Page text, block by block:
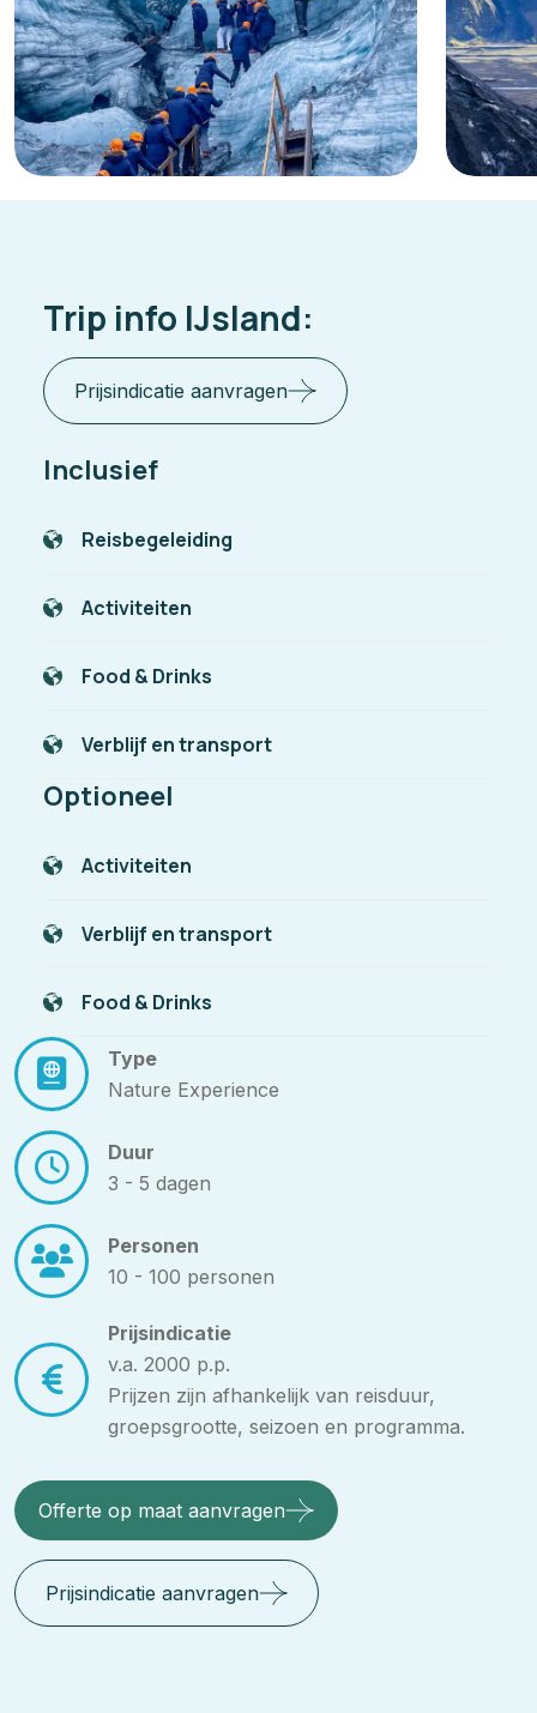
Trip info IJsland:
Prijsindicatie aanvragen
Inclusief
Reisbegeleiding
Activiteiten
Food & Drinks
Verblijf en transport
Optioneel
Activiteiten
Verblijf en transport
Food & Drinks
Type
Nature Experience
Duur
3 - 5 dagen
Personen
10 - 100 personen
Prijsindicatie
v.a. 2000 p.p.
Prijzen zijn afhankelijk van reisduur,
groepsgrootte, seizoen en programma.
Offerte op maat aanvragen
Prijsindicatie aanvragen